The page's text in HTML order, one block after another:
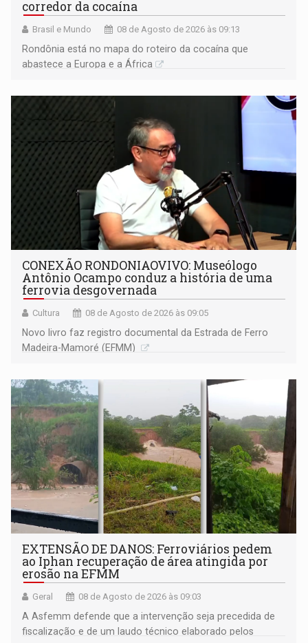
corredor da cocaína
Brasil e Mundo 08 de Agosto de 2026 às 09:13
Rondônia está no mapa do roteiro da cocaína que
abastece a Europa e a África
CONEXÃO RONDONIAOVIVO: Museólogo
Antônio Ocampo conduz a história de uma
ferrovia desgovernada
Cultura 08 de Agosto de 2026 às 09:05
Novo livro faz registro documental da Estrada de Ferro
Madeira-Mamoré (EFMM)
EXTENSÃO DE DANOS: Ferroviários pedem
ao Iphan recuperação de área atingida por
erosão na EFMM
Geral 08 de Agosto de 2026 às 09:03
A Asfemm defende que a intervenção seja precedida de
fiscalização e de um laudo técnico elaborado pelos